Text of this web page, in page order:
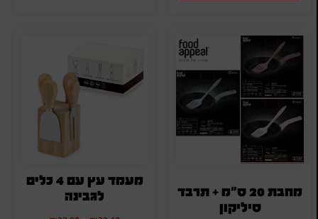
מחבת 20 ס"מ + תרבד
סיליקון
מעמד עץ עם 4 כלים
לגבינה